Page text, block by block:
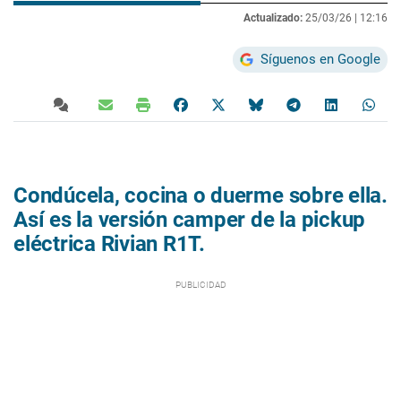
Actualizado: 25/03/26 | 12:16
Síguenos en Google
Condúcela, cocina o duerme sobre ella.
Así es la versión camper de la pickup
eléctrica Rivian R1T.